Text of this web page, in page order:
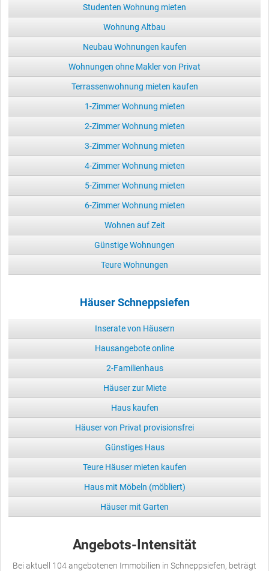
Studenten Wohnung mieten
Wohnung Altbau
Neubau Wohnungen kaufen
Wohnungen ohne Makler von Privat
Terrassenwohnung mieten kaufen
1-Zimmer Wohnung mieten
2-Zimmer Wohnung mieten
3-Zimmer Wohnung mieten
4-Zimmer Wohnung mieten
5-Zimmer Wohnung mieten
6-Zimmer Wohnung mieten
Wohnen auf Zeit
Günstige Wohnungen
Teure Wohnungen
Häuser Schneppsiefen
Inserate von Häusern
Hausangebote online
2-Familienhaus
Häuser zur Miete
Haus kaufen
Häuser von Privat provisionsfrei
Günstiges Haus
Teure Häuser mieten kaufen
Haus mit Möbeln (möbliert)
Häuser mit Garten
Angebots-Intensität
Bei aktuell 104 angebotenen Immobilien in Schneppsiefen, beträgt